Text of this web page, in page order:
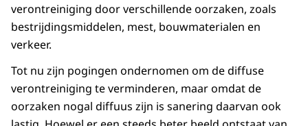
verontreiniging door verschillende oorzaken, zoals
bestrijdingsmiddelen, mest, bouwmaterialen en
verkeer.
Tot nu zijn pogingen ondernomen om de diffuse
verontreiniging te verminderen, maar omdat de
oorzaken nogal diffuus zijn is sanering daarvan ook